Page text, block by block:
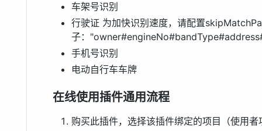
车架号识别
行驶证 为加快识别速度，请配置
子：
手机号识别
电动自行车车牌
在线使用插件通用流程
购买此插件，选择该插件绑定的项目（使用者